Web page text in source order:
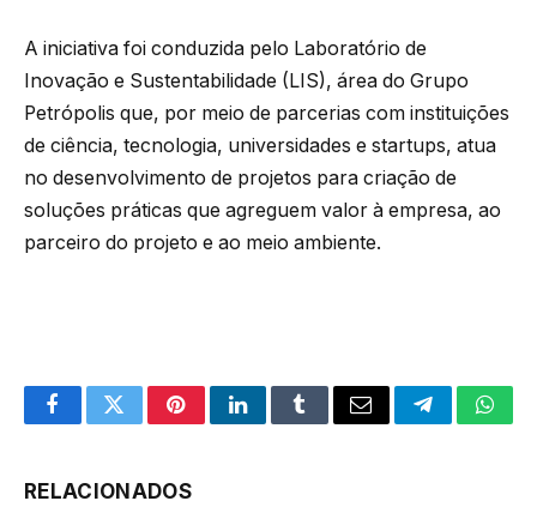
A iniciativa foi conduzida pelo Laboratório de
Inovação e Sustentabilidade (LIS), área do Grupo
Petrópolis que, por meio de parcerias com instituições
de ciência, tecnologia, universidades e startups, atua
no desenvolvimento de projetos para criação de
soluções práticas que agreguem valor à empresa, ao
parceiro do projeto e ao meio ambiente.
FacebookTwitterPinterestLinkedInTumblrEmail Telegram
RELACIONADOS